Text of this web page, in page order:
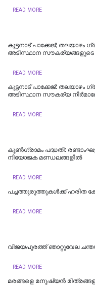
READ MORE
കുട്ടനാട് പാക്കേജ്; തലയാഴം
അടിസ്ഥാന സൗകര്യങ്ങളുടെ
READ MORE
കുട്ടനാട് പാക്കേജ്: തലയാഴം
അടിസ്ഥാന സൗകര്യ
READ MORE
കൂൺഗ്രാമം പദ്ധതി:
നിയോജക മണ്ഡലങ്ങളിൽ
READ MORE
പച്ചത്തുരുത്തുകൾക്ക് ഹരിത
READ MORE
വിജയപുരത്ത് ഞാറ്റുവേല
READ MORE
മരങ്ങളെ മനുഷ്യൻ